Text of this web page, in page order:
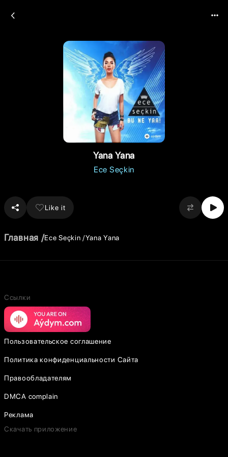
Yana Yana
Ece Seçkin
Like it
Главная Ece Seçkin Yana Yana
Ссылки
Пользовательское соглашение
Политика конфиденциальности Сайта
Правообладателям
DMCA complain
Реклама
Скачать приложение